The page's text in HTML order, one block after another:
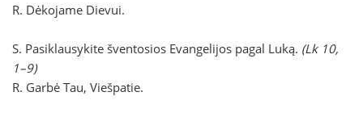
R. Dėkojame Dievui.
S. Pasiklausykite šventosios Evangelijos pagal Luką. (Lk 10,
1–9)
R. Garbė Tau, Viešpatie.